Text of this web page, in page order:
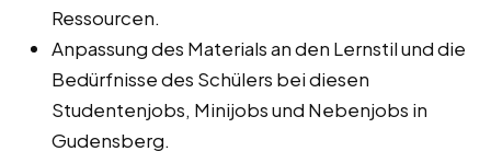
Ressourcen.
Anpassung des Materials an den Lernstil und die
Bedürfnisse des Schülers bei diesen
Studentenjobs, Minijobs und Nebenjobs in
Gudensberg.